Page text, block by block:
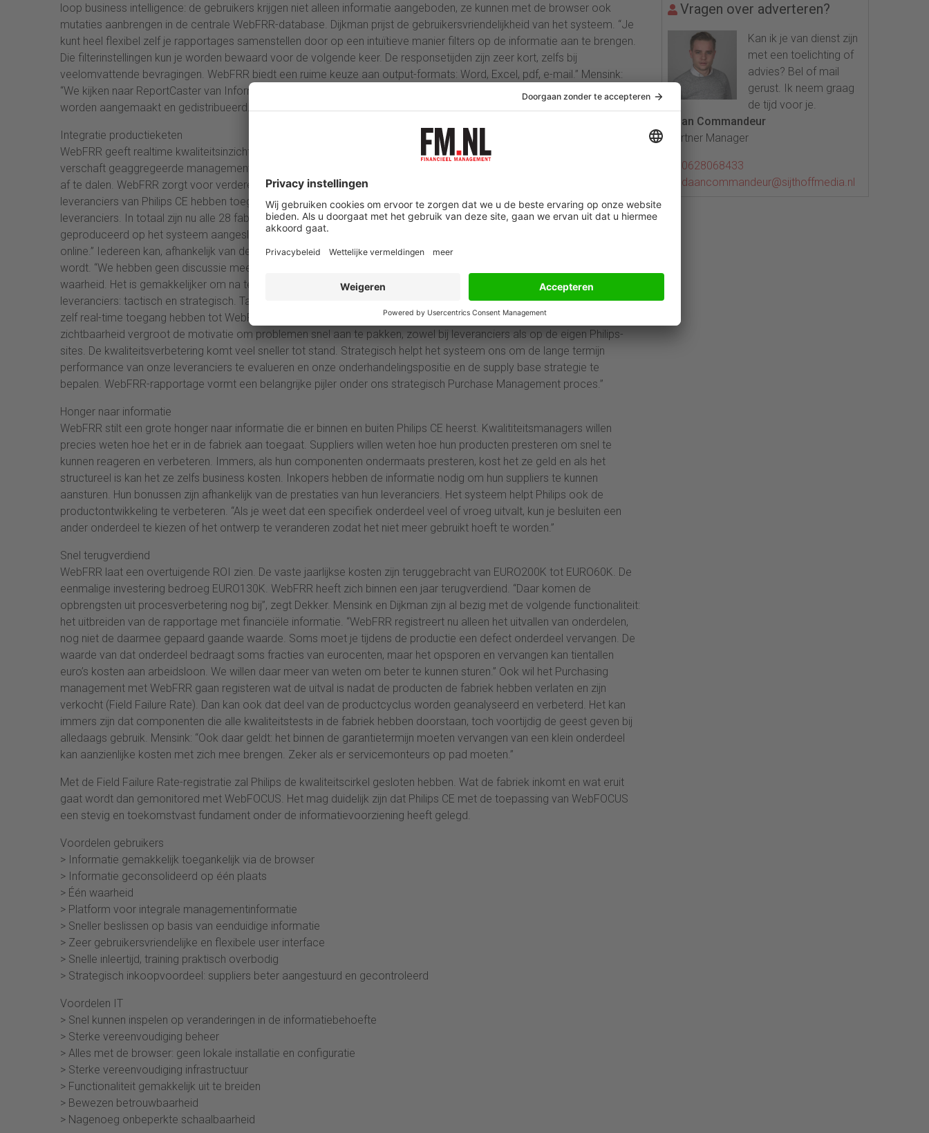
loop business intelligence: de gebruikers krijgen niet alleen informatie aangeboden, ze kunnen met de browser ook
mutaties aanbrengen in de centrale WebFRR-database. Dijkman prijst de gebruikersvriendelijkheid van het systeem. “Je
kunt heel flexibel zelf je rapportages samenstellen door op een intuïtieve manier filters op de informatie aan te brengen.
Die filterinstellingen kun je worden bewaard voor de volgende keer. De responsetijden zijn zeer kort, zelfs bij
veelomvattende bevragingen. WebFRR biedt een ruime keuze aan output-formats: Word, Excel, pdf, e-mail.” Mensink:
“We kijken naar ReportCaster van Information Builders waarmee vaste rapportages op gezette tijden automatisch
worden aangemaakt en gedistribueerd. Handig voor managementmeetings.”
Integratie productieketen
WebFRR geeft realtime kwaliteitsinzicht per component, fabriek, leverancier, fabriek, organisatie, regio, etc. Het systeem
verschaft geaggregeerde managementinformatie en trendanalyses, maar biedt ook de mogelijkheid tot op detailniveau
af te dalen. WebFRR zorgt voor verdere integratie van de productieketen. Niet alleen de eigen fabrieken en de interne
leveranciers van Philips CE hebben toegang tot de informatie waarvoor ze geautoriseerd zijn, maar ook de externe
leveranciers. In totaal zijn nu alle 28 fabrieken (interne en EMS-fabrieken) waar Philips CE producten worden
geproduceerd op het systeem aangesloten. Mensink: “Een nieuwe fabriek of leverancier hebben we in een half uur
online.” Iedereen kan, afhankelijk van de autorisatie, precies zien hoeveel uitval er is, en waar die door veroorzaakt
wordt. “We hebben geen discussie meer met onze leveranciers over waar de fout ligt. Het systeem vertelt ons de
waarheid. Het is gemakkelijker om na te calculeren,” zegt Dekker. Philips onderscheidt twee feedback loops met de
leveranciers: tactisch en strategisch. Tactisch wil zeggen in de dagelijkse operaties. Dekker: “Het feit dat de leveranciers
zelf real-time toegang hebben tot WebFRR heeft de feedback loop aanzienlijk verkort, van weken tot uren. De
zichtbaarheid vergroot de motivatie om problemen snel aan te pakken, zowel bij leveranciers als op de eigen Philips-
sites. De kwaliteitsverbetering komt veel sneller tot stand. Strategisch helpt het systeem ons om de lange termijn
performance van onze leveranciers te evalueren en onze onderhandelingspositie en de supply base strategie te
bepalen. WebFRR-rapportage vormt een belangrijke pijler onder ons strategisch Purchase Management proces.”
Honger naar informatie
WebFRR stilt een grote honger naar informatie die er binnen en buiten Philips CE heerst. Kwalititeitsmanagers willen
precies weten hoe het er in de fabriek aan toegaat. Suppliers willen weten hoe hun producten presteren om snel te
kunnen reageren en verbeteren. Immers, als hun componenten ondermaats presteren, kost het ze geld en als het
structureel is kan het ze zelfs business kosten. Inkopers hebben de informatie nodig om hun suppliers te kunnen
aansturen. Hun bonussen zijn afhankelijk van de prestaties van hun leveranciers. Het systeem helpt Philips ook de
productontwikkeling te verbeteren. “Als je weet dat een specifiek onderdeel veel of vroeg uitvalt, kun je besluiten een
ander onderdeel te kiezen of het ontwerp te veranderen zodat het niet meer gebruikt hoeft te worden.”
Snel terugverdiend
WebFRR laat een overtuigende ROI zien. De vaste jaarlijkse kosten zijn teruggebracht van EURO200K tot EURO60K. De
eenmalige investering bedroeg EURO130K. WebFRR heeft zich binnen een jaar terugverdiend. “Daar komen de
opbrengsten uit procesverbetering nog bij”, zegt Dekker. Mensink en Dijkman zijn al bezig met de volgende functionaliteit:
het uitbreiden van de rapportage met financiële informatie. “WebFRR registreert nu alleen het uitvallen van onderdelen,
nog niet de daarmee gepaard gaande waarde. Soms moet je tijdens de productie een defect onderdeel vervangen. De
waarde van dat onderdeel bedraagt soms fracties van eurocenten, maar het opsporen en vervangen kan tientallen
euro’s kosten aan arbeidsloon. We willen daar meer van weten om beter te kunnen sturen.” Ook wil het Purchasing
management met WebFRR gaan registeren wat de uitval is nadat de producten de fabriek hebben verlaten en zijn
verkocht (Field Failure Rate). Dan kan ook dat deel van de productcyclus worden geanalyseerd en verbeterd. Het kan
immers zijn dat componenten die alle kwaliteitstests in de fabriek hebben doorstaan, toch voortijdig de geest geven bij
alledaags gebruik. Mensink: “Ook daar geldt: het binnen de garantietermijn moeten vervangen van een klein onderdeel
kan aanzienlijke kosten met zich mee brengen. Zeker als er servicemonteurs op pad moeten.”
Met de Field Failure Rate-registratie zal Philips de kwaliteitscirkel gesloten hebben. Wat de fabriek inkomt en wat eruit
gaat wordt dan gemonitored met WebFOCUS. Het mag duidelijk zijn dat Philips CE met de toepassing van WebFOCUS
een stevig en toekomstvast fundament onder de informatievoorziening heeft gelegd.
Voordelen gebruikers
> Informatie gemakkelijk toegankelijk via de browser
> Informatie geconsolideerd op één plaats
> Één waarheid
> Platform voor integrale managementinformatie
> Sneller beslissen op basis van eenduidige informatie
> Zeer gebruikersvriendelijke en flexibele user interface
> Snelle inleertijd, training praktisch overbodig
> Strategisch inkoopvoordeel: suppliers beter aangestuurd en gecontroleerd
Voordelen IT
> Snel kunnen inspelen op veranderingen in de informatiebehoefte
> Sterke vereenvoudiging beheer
> Alles met de browser: geen lokale installatie en configuratie
> Sterke vereenvoudiging infrastructuur
> Functionaliteit gemakkelijk uit te breiden
> Bewezen betrouwbaarheid
> Nagenoeg onbeperkte schaalbaarheid
Vragen over adverteren?
Kan ik je van dienst zijn
met een toelichting of
advies? Bel of mail
gerust. Ik neem graag
de tijd voor je.
Daan Commandeur
Partner Manager
0628068433
daancommandeur@sijthoffmedia.nl